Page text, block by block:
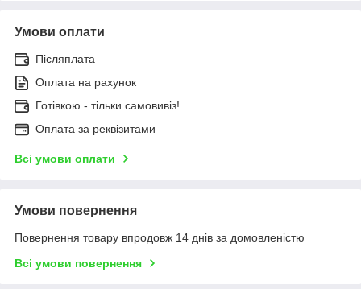
Умови оплати
Післяплата
Оплата на рахунок
Готівкою - тільки самовивіз!
Оплата за реквізитами
Всі умови оплати
Умови повернення
Повернення товару впродовж 14 днів за домовленістю
Всі умови повернення